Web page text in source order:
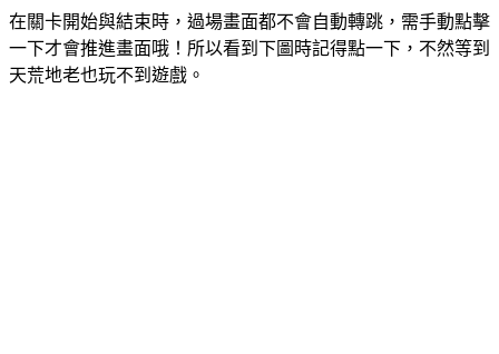
在關卡開始與結束時，過場畫面都不會自動轉跳，需手動點擊
一下才會推進畫面哦！所以看到下圖時記得點一下，不然等到
天荒地老也玩不到遊戲。